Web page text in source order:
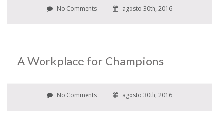
No Comments agosto 30th, 2016
A Workplace for Champions
No Comments agosto 30th, 2016